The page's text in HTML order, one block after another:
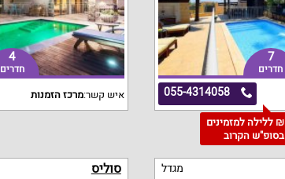
7
חדרים
055-4314058
החל מ7000 ₪ ללילה למזמינים
4
חדרים
איש קשר:מרכז הזמנות
מגדל סוליס